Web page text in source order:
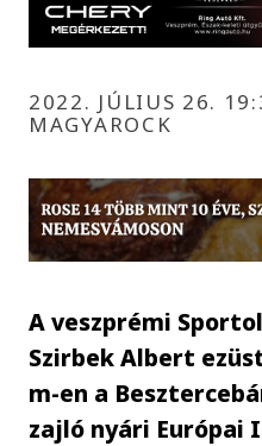
2022. JÚLIUS 26.
MAGYAROCK
A veszprémi
Szirbek Albert
m-en a
zajló nyári Európai